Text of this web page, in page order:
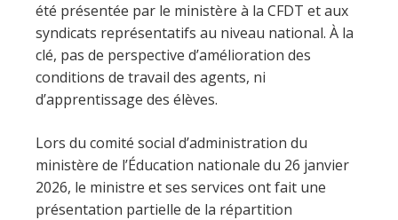
été présentée par le ministère à la CFDT et aux
syndicats représentatifs au niveau national. À la
clé, pas de perspective d’amélioration des
conditions de travail des agents, ni
d’apprentissage des élèves.
Lors du comité social d’administration du
ministère de l’Éducation nationale du 26 janvier
2026, le ministre et ses services ont fait une
présentation partielle de la répartition